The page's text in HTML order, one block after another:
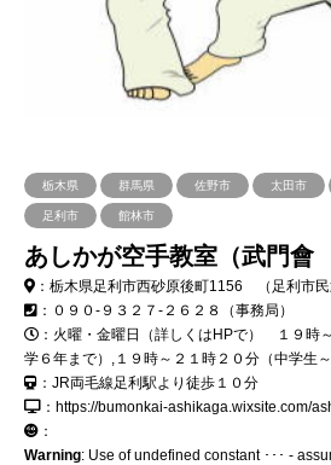
栃木県 群馬県 佐野市 太田市
足利市 館林市
あしかが空手教室（武門會
：栃木県足利市西砂原後町1156 （足利市
：０９０-９３２７-２６２８（事務局）
：火曜・金曜日（詳しくはHPで） １９時
学６年まで）,１９時～２１時２０分（中学生
：JR両毛線足利駅より徒歩１０分
：https://bumonkai-ashikaga.wixsite.com/
：
Warning: Use of undefined constant ･･･ -